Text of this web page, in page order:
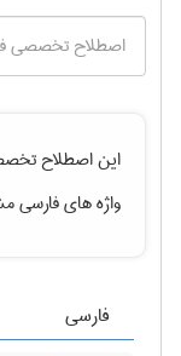
این اصطلاح
واژه های فارسی
فارسی